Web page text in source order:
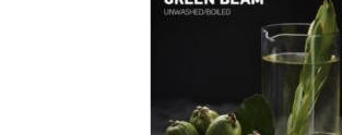
750,00 ₽.